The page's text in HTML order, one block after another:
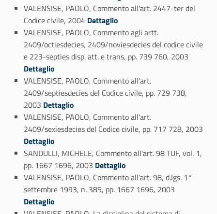
VALENSISE, PAOLO, Commento all'art. 2447-ter del
Codice civile, 2004 Link identifier #identifier_person_158018-66
Dettaglio
VALENSISE, PAOLO, Commento agli artt.
2409/octiesdecies, 2409/noviesdecies del codice civile
e 223-septies disp. att. e trans, pp. 739 760, 2003
Dettaglio
VALENSISE, PAOLO, Commento all'art.
2409/septiesdecies del Codice civile, pp. 729 738,
2003 Link identifier #identifier_person_4434-68
Dettaglio
VALENSISE, PAOLO, Commento all'art.
2409/sexiesdecies del Codice civile, pp. 717 728, 2003
Link identifier #identifier_person_161630-69
Dettaglio
SANDULLI, MICHELE, Commento all'art. 98 TUF, vol. 1,
pp. 1667 1696, 2003 Link identifier #identifier_person_25529-70
Dettaglio
VALENSISE, PAOLO, Commento all'art. 98, d.lgs. 1°
settembre 1993, n. 385, pp. 1667 1696, 2003Link identifier #identifier_person_157971-71
Dettaglio